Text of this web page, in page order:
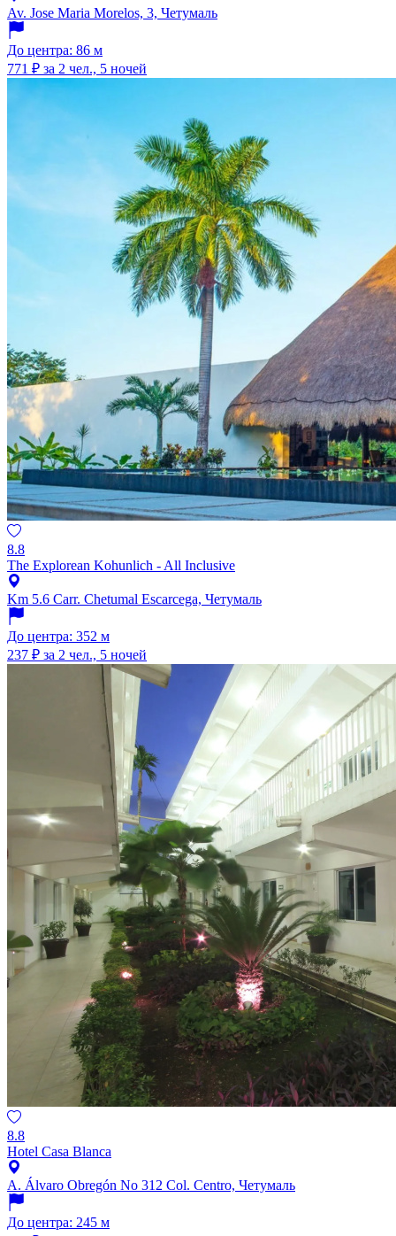
Av. Jose Maria Morelos, 3, Четумаль
До центра: 86 м
771 ₽ за 2 чел., 5 ночей
8.8
The Explorean Kohunlich - All Inclusive
Km 5.6 Carr. Chetumal Escarcega, Четумаль
До центра: 352 м
237 ₽ за 2 чел., 5 ночей
8.8
Hotel Casa Blanca
A. Álvaro Obregón No 312 Col. Centro, Четумаль
До центра: 245 м